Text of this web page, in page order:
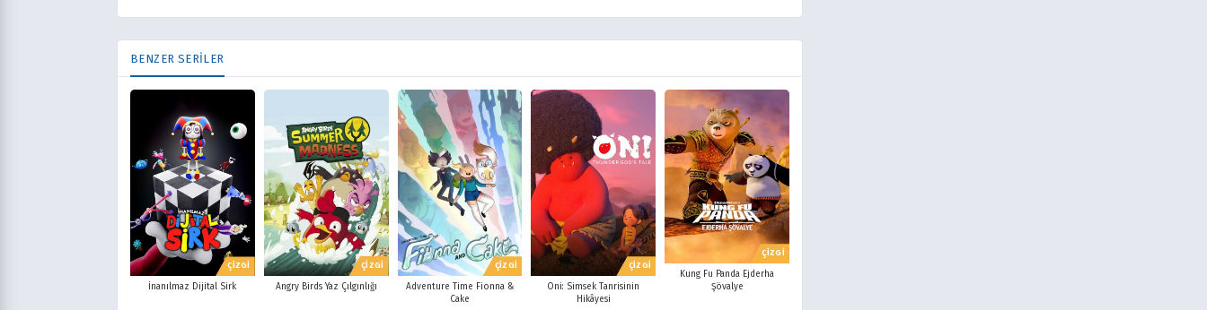
BENZER SERİLER
ÇİZGİ
İnanılmaz Dijital Sirk
ÇİZGİ
Angry Birds Yaz Çılgınlığı
ÇİZGİ
Adventure Time Fionna &
Cake
ÇİZGİ
Oni: Simsek Tanrisinin
Hikâyesi
ÇİZGİ
Kung Fu Panda Ejderha
Şövalye